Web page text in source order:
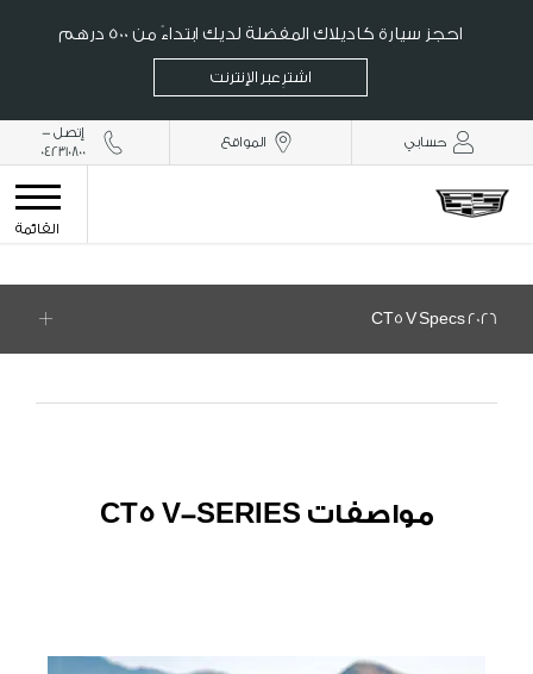
احجز سيارة كاديلاك المفضلة لديك ابتداءً من 500 درهم
اشترِ عبر الإنترنت
حسابي المواقع
إتصل -
042310800
القائمة
2026 CT5 V Specs
​مواصفات CT5 V-SERIES